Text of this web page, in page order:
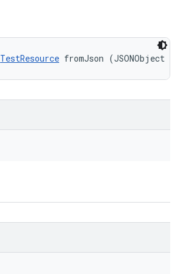
TestResource fromJson (JSONObject